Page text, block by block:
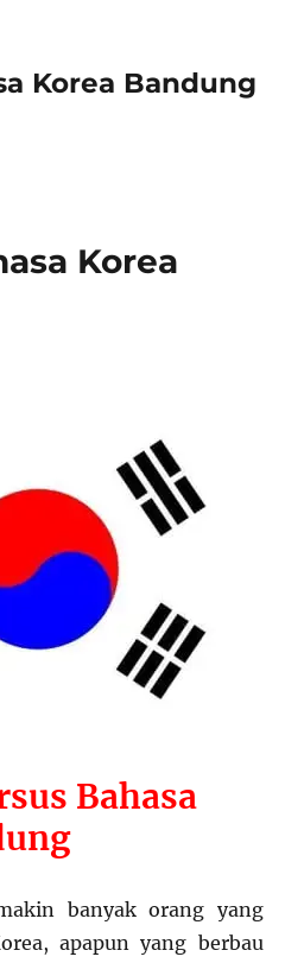
Korea Bandung
Korea
Bahasa
banyak orang yang
apapun yang berbau